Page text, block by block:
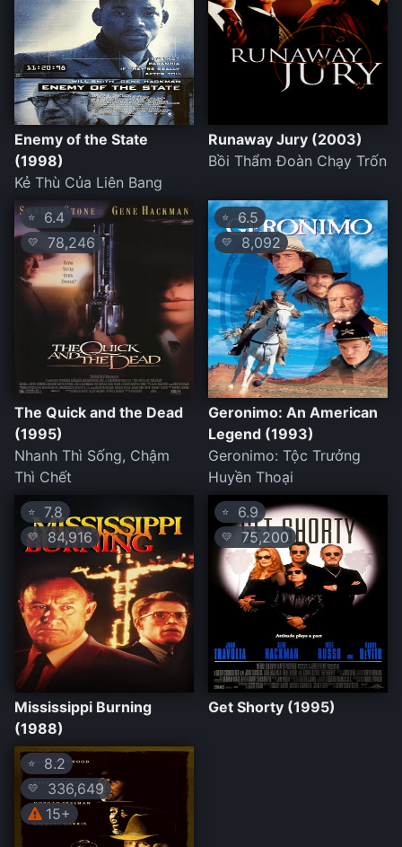
Enemy of the State
(1998)
Kẻ Thù Của Liên Bang
Runaway Jury (2003)
Bồi Thẩm Đoàn Chạy Trốn
⭐ 6.4
💛 78,246
The Quick and the Dead
(1995)
Nhanh Thì Sống, Chậm
Thì Chết
⭐6.5
💛 8,092
Geronimo: An American
Legend (1993)
Geronimo: Tộc Trưởng
Huyền Thoại
⭐ 7.8
💛84,916
Mississippi Burning
(1988)
⭐ 6.9
💛 75,200
Get Shorty (1995)
⭐ 8.2
💛
336,649
15+